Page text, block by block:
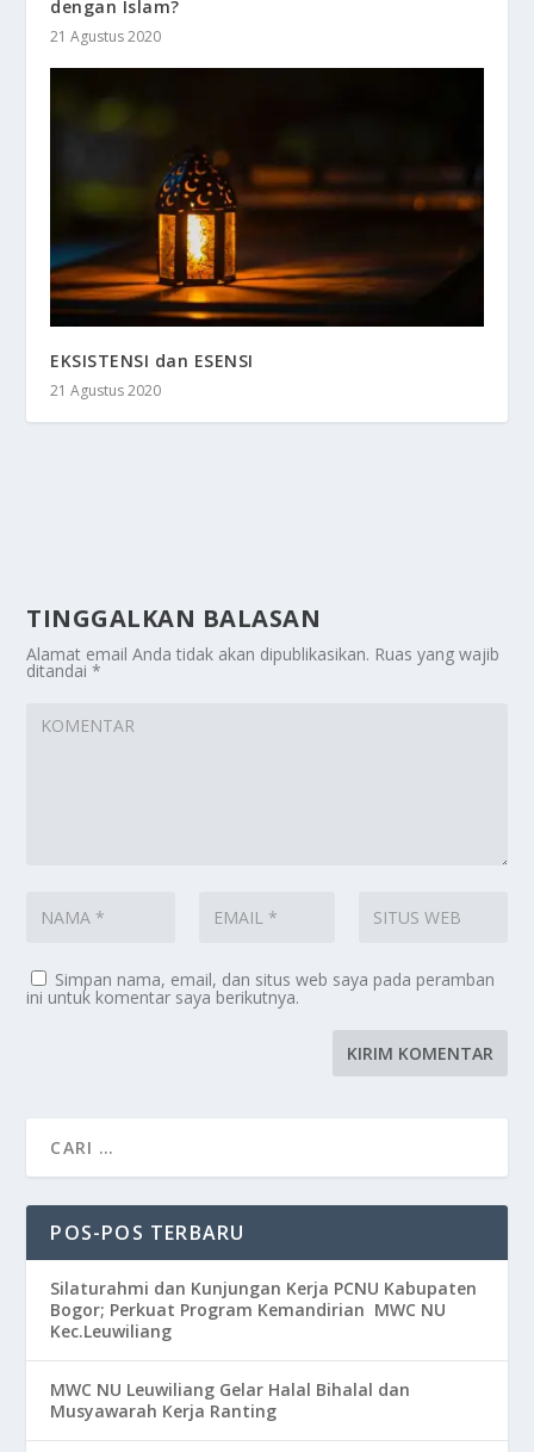
dengan Islam?
21 Agustus 2020
EKSISTENSI dan ESENSI
21 Agustus 2020
TINGGALKAN BALASAN
Alamat email Anda tidak akan dipublikasikan. Ruas yang wajib
ditandai*
Simpan nama, email, dan situs web saya pada peramban
ini untuk komentar saya berikutnya.
POS-POS TERBARU
Silaturahmi dan Kunjungan Kerja PCNU Kabupaten
Bogor; Perkuat Program Kemandirian MWC NU
Kec.Leuwiliang
MWC NU Leuwiliang Gelar Halal Bihalal dan
Musyawarah Kerja Ranting